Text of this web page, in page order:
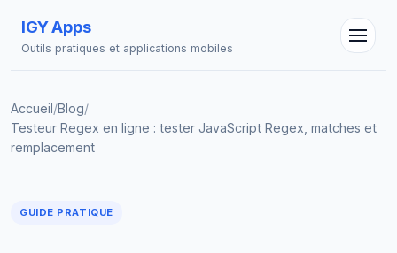
IGY Apps
Outils pratiques et applications mobiles
Accueil/Blog/
Testeur Regex en ligne : tester JavaScript Regex, matches et
remplacement
GUIDE PRATIQUE